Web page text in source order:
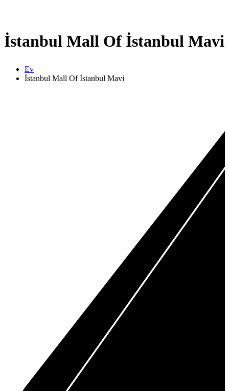
İstanbul Mall Of İstanbul Mavi
Ev
İstanbul Mall Of İstanbul Mavi